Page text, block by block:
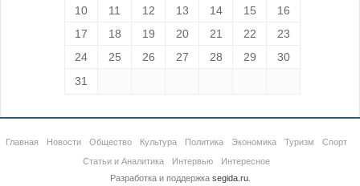
10
11 12 13 14 15
16
17
18 19 20 21 22
23
24
25 26 27 28 29
30
31
Главная Новости Общество Культура Политика Экономика Туризм
Спорт
Статьи и Аналитика
Интервью
Интересное
Разработка и поддержка segida.ru.